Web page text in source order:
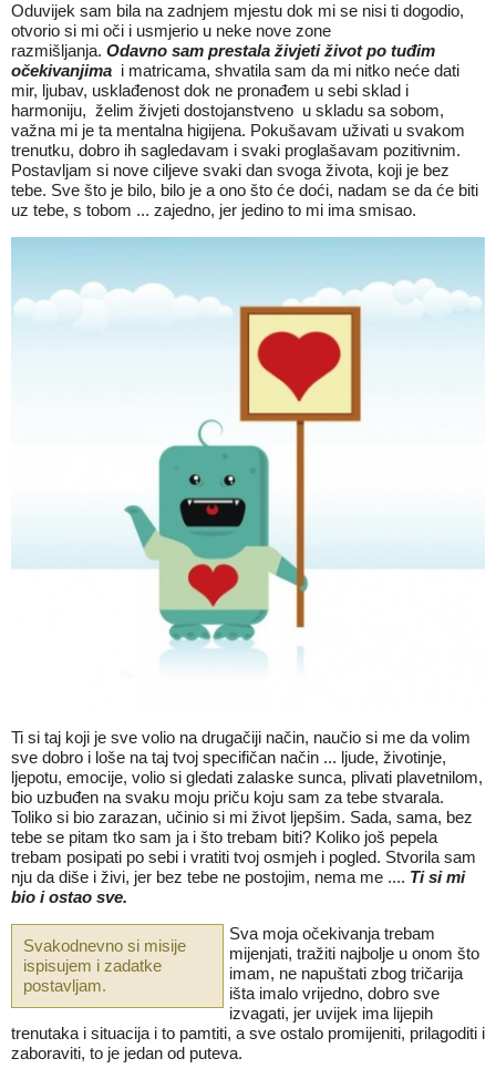
Oduvijek sam bila na zadnjem mjestu dok mi se nisi ti dogodio,
otvorio si mi oči i usmjerio u neke nove zone
razmišljanja. Odavno sam prestala živjeti život po tuđim
očekivanjima i matricama, shvatila sam da mi nitko neće dati
mir, ljubav, usklađenost dok ne pronađem u sebi sklad i
harmoniju, želim živjeti dostojanstveno u skladu sa sobom,
važna mi je ta mentalna higijena. Pokušavam uživati u svakom
trenutku, dobro ih sagledavam i svaki proglašavam pozitivnim.
Postavljam si nove ciljeve svaki dan svoga života, koji je bez
tebe. Sve što je bilo, bilo je a ono što će doći, nadam se da će biti
uz tebe, s tobom ... zajedno, jer jedino to mi ima smisao.
Ti si taj koji je sve volio na drugačiji način, naučio si me da volim
sve dobro i loše na taj tvoj specifičan način ... ljude, životinje,
ljepotu, emocije, volio si gledati zalaske sunca, plivati plavetnilom,
bio uzbuđen na svaku moju priču koju sam za tebe stvarala.
Toliko si bio zarazan, učinio si mi život ljepšim. Sada, sama, bez
tebe se pitam tko sam ja i što trebam biti? Koliko još pepela
trebam posipati po sebi i vratiti tvoj osmjeh i pogled. Stvorila sam
nju da diše i živi, jer bez tebe ne postojim, nema me .... Ti si mi
bio i ostao sve.
Svakodnevno si misije
ispisujem i zadatke
postavljam.
Sva moja očekivanja trebam
mijenjati, tražiti najbolje u onom što
imam, ne napuštati zbog tričarija
išta imalo vrijedno, dobro sve
izvagati, jer uvijek ima lijepih
trenutaka i situacija i to pamtiti, a sve ostalo promijeniti, prilagoditi i
zaboraviti, to je jedan od puteva.